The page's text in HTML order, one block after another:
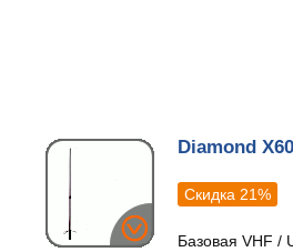
Diamond
Скидка 21%
Базовая VHF /